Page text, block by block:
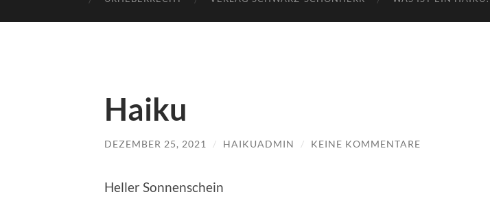
Haiku
DEZEMBER 25, 2021 / HAIKUADMIN / KEINE KOMMENTARE
Heller Sonnenschein